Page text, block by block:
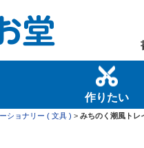
作りたい
ショナリー ( 文具 ) > みちのく潮風ト